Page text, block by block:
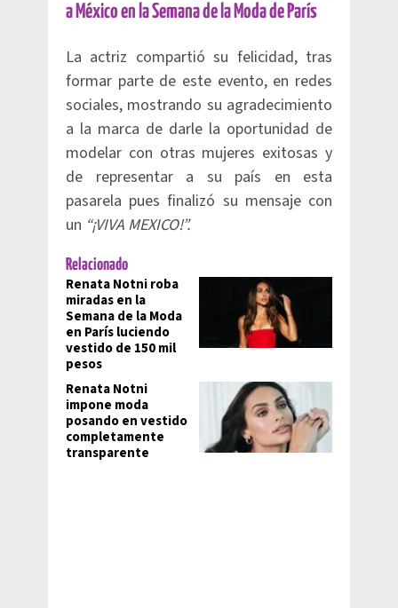
a México en la Semana de la Moda de París
La actriz compartió su felicidad, tras
formar parte de este evento, en redes
sociales, mostrando su agradecimiento
a la marca de darle la oportunidad de
modelar con otras mujeres exitosas y
de representar a su país en esta
pasarela pues finalizó su mensaje con
un “¡VIVA MEXICO!”.
Relacionado
Renata Notni roba
miradas en la
Semana de la Moda
en París luciendo
vestido de 150 mil
pesos
Renata Notni
impone moda
posando en vestido
completamente
transparente